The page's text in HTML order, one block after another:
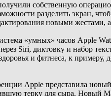
собственную
разделить экран,
новыми жестами,
«умных» часов Apple
Siri, диктовку и набор
и фитнеса, к
Apple представила
терку для сыра. Новый